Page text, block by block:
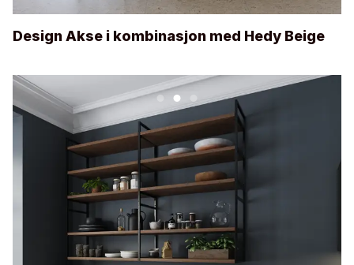
Design Akse i kombinasjon med Hedy Beige